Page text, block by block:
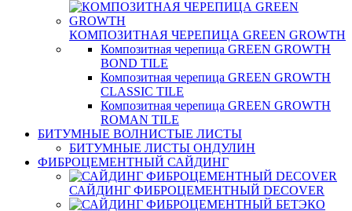
КОМПОЗИТНАЯ ЧЕРЕПИЦА GREEN GROWTH
Композитная черепица GREEN GROWTH
BOND TILE
Композитная черепица GREEN GROWTH
CLASSIC TILE
Композитная черепица GREEN GROWTH
ROMAN TILE
БИТУМНЫЕ ВОЛНИСТЫЕ ЛИСТЫ
БИТУМНЫЕ ЛИСТЫ ОНДУЛИН
ФИБРОЦЕМЕНТНЫЙ САЙДИНГ
САЙДИНГ ФИБРОЦЕМЕНТНЫЙ DECOVER